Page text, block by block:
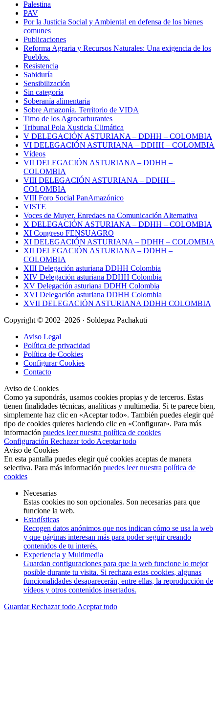
Palestina
PAV
Por la Justicia Social y Ambiental en defensa de los bienes
comunes
Publicaciones
Reforma Agraria y Recursos Naturales: Una exigencia de los
Pueblos.
Resistencia
Sabiduría
Sensibilización
Sin categoría
Soberanía alimentaria
Sobre Amazonía. Territorio de VIDA
Timo de los Agrocarburantes
Tribunal Pola Xusticia Climática
V DELEGACIÓN ASTURIANA – DDHH – COLOMBIA
VI DELEGACIÓN ASTURIANA – DDHH – COLOMBIA
Vídeos
VII DELEGACIÓN ASTURIANA – DDHH –
COLOMBIA
VIII DELEGACIÓN ASTURIANA – DDHH –
COLOMBIA
VIII Foro Social PanAmazónico
VISTE
Voces de Muyer. Enredaes na Comunicación Alternativa
X DELEGACIÓN ASTURIANA – DDHH – COLOMBIA
XI Congreso FENSUAGRO
XI DELEGACIÓN ASTURIANA – DDHH – COLOMBIA
XII DELEGACIÓN ASTURIANA – DDHH –
COLOMBIA
XIII Delegación asturiana DDHH Colombia
XIV Delegación asturiana DDHH Colombia
XV Delegación asturiana DDHH Colombia
XVI Delegación asturiana DDHH Colombia
XVII DELEGACIÓN ASTURIANA DDHH COLOMBIA
Copyright © 2002–2026 · Soldepaz Pachakuti
Aviso Legal
Política de privacidad
Política de Cookies
Configurar Cookies
Contacto
Aviso de Cookies
Como ya supondrás, usamos cookies propias y de terceros. Estas
tienen finalidades técnicas, analíticas y multimedia. Si te parece bien,
simplemente haz clic en «Aceptar todo». También puedes elegir qué
tipo de cookies quieres haciendo clic en «Configurar». Para más
información puedes leer nuestra política de cookies
Configuración Rechazar todo Aceptar todo
Aviso de Cookies
En esta pantalla puedes elegir qué cookies aceptas de manera
selectiva. Para más información puedes leer nuestra política de
cookies
Necesarias
Estas cookies no son opcionales. Son necesarias para que
funcione la web.
Estadísticas
Recogen datos anónimos que nos indican cómo se usa la web
y que páginas interesan más para poder seguir creando
contenidos de tu interés.
Experiencia y Multimedia
Guardan configuraciones para que la web funcione lo mejor
posible durante tu visita. Si rechaza estas cookies, algunas
funcionalidades desaparecerán, entre ellas, la reproducción de
vídeos y otros contenidos insertados.
GuardarRechazar todo Aceptar todo